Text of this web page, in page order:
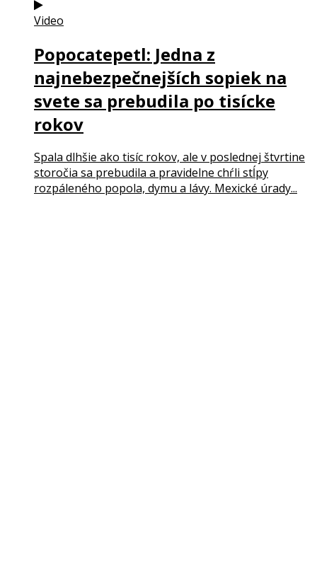
Video
Popocatepetl: Jedna z
najnebezpečnejších sopiek na
svete sa prebudila po tisícke
rokov
Spala dlhšie ako tisíc rokov, ale v poslednej štvrtine
storočia sa prebudila a pravidelne chŕli stĺpy
rozpáleného popola, dymu a lávy. Mexické úrady...